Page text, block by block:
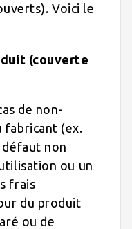
Voici le
(couverte
de non-
fabricant (ex.
non
ou un
frais
du produit
ou de